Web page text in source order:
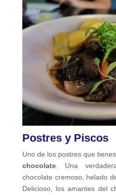
Postres y Piscos
Uno de los postres que
chocolate. Una
chocolate cremoso, helado
Delicioso, los amantes del